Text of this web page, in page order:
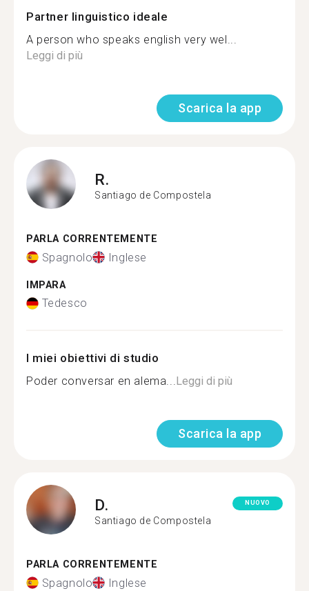
Partner linguistico ideale
A person who speaks english very wel...
Leggi di più
Scarica la app
R.
Santiago de Compostela
PARLA CORRENTEMENTE
Spagnolo Inglese
IMPARA
Tedesco
I miei obiettivi di studio
Poder conversar en alema...Leggi di più
Scarica la app
D.
Santiago de Compostela
NUOVO
PARLA CORRENTEMENTE
Spagnolo Inglese